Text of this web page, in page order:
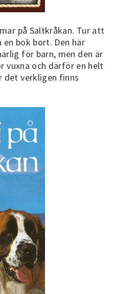
på Saltkråkan. Tur att
bok bort. Den här
för barn, men den är
och därför en helt
det verkligen finns